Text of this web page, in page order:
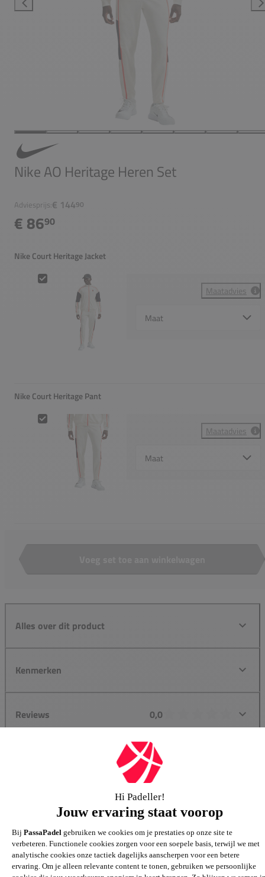
Nike AO Heritage Heren Set
Adviesprijs:€ 14490
€ 8690
Nike Court Heritage Jacket
Maatadvies
Nike Court Heritage Jacket
Nike Court Heritage Pant
Maatadvies
Nike Court Heritage Pant
Alles over dit product
Kenmerken
Reviews 0,0
Groot assortiment
Gigantisch assortiment met meer dan 21.000+
artikelen